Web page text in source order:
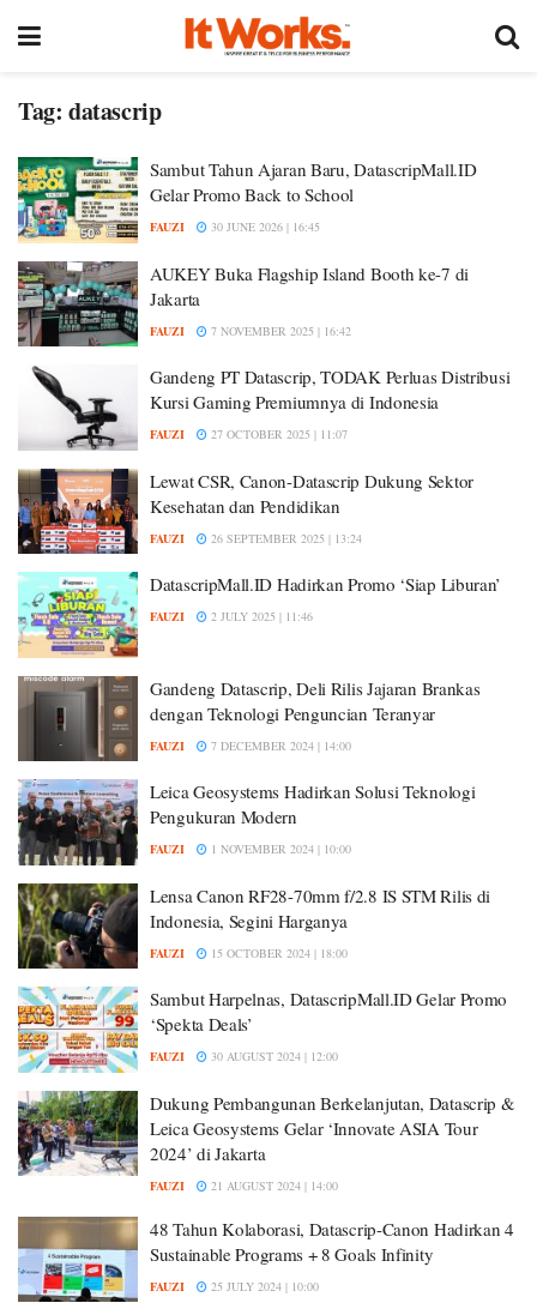
Tag: datascrip
Sambut Tahun Ajaran Baru, DatascripMall.ID
Gelar Promo Back to School
FAUZI 30 JUNE 2026 | 16:45
AUKEY Buka Flagship Island Booth ke-7 di
Jakarta
FAUZI 7 NOVEMBER 2025 | 16:42
Gandeng PT Datascrip, TODAK Perluas Distribusi
Kursi Gaming Premiumnya di Indonesia
FAUZI 27 OCTOBER 2025 | 11:07
Lewat CSR, Canon-Datascrip Dukung Sektor
Kesehatan dan Pendidikan
FAUZI 26 SEPTEMBER 2025 | 13:24
DatascripMall.ID Hadirkan Promo ‘Siap Liburan’
FAUZI 2 JULY 2025 | 11:46
Gandeng Datascrip, Deli Rilis Jajaran Brankas
dengan Teknologi Penguncian Teranyar
FAUZI 7 DECEMBER 2024 | 14:00
Leica Geosystems Hadirkan Solusi Teknologi
Pengukuran Modern
FAUZI 1 NOVEMBER 2024 | 10:00
Lensa Canon RF28-70mm f/2.8 IS STM Rilis di
Indonesia, Segini Harganya
FAUZI 15 OCTOBER 2024 | 18:00
Sambut Harpelnas, DatascripMall.ID Gelar Promo
‘Spekta Deals’
FAUZI 30 AUGUST 2024 | 12:00
Dukung Pembangunan Berkelanjutan, Datascrip &
Leica Geosystems Gelar ‘Innovate ASIA Tour
2024’ di Jakarta
FAUZI 21 AUGUST 2024 | 14:00
48 Tahun Kolaborasi, Datascrip-Canon Hadirkan 4
Sustainable Programs + 8 Goals Infinity
FAUZI 25 JULY 2024 | 10:00